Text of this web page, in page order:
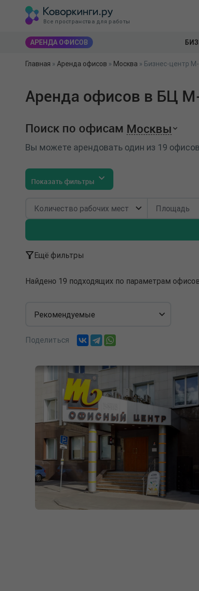
Все пространства для работы
АРЕНДА ОФИСОВ
Главная » Аренда офисов » Москва » Бизнес-центр
Аренда офисов в БЦ
Поиск по офисам Москвы
Вы можете арендовать один из 19
Показать фильтры
Ещё фильтры
Найдено 19 подходящих по параметрам
Рекомендуемые
Поделиться